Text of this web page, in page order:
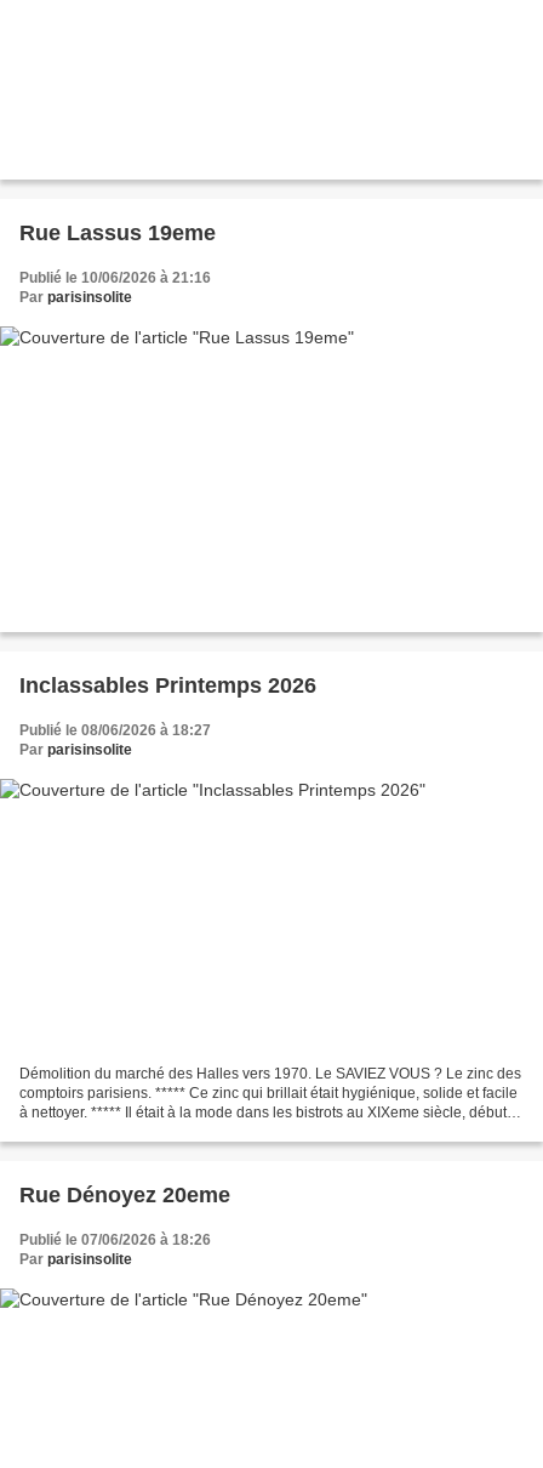
Rue Lassus 19eme
Publié le 10/06/2026 à 21:16
Par parisinsolite
Inclassables Printemps 2026
Publié le 08/06/2026 à 18:27
Par parisinsolite
Démolition du marché des Halles vers 1970. Le SAVIEZ VOUS ? Le zinc des
comptoirs parisiens. ***** Ce zinc qui brillait était hygiénique, solide et facile
à nettoyer. ***** Il était à la mode dans les bistrots au XIXeme siècle, début
Rue Dénoyez 20eme
Publié le 07/06/2026 à 18:26
Par parisinsolite